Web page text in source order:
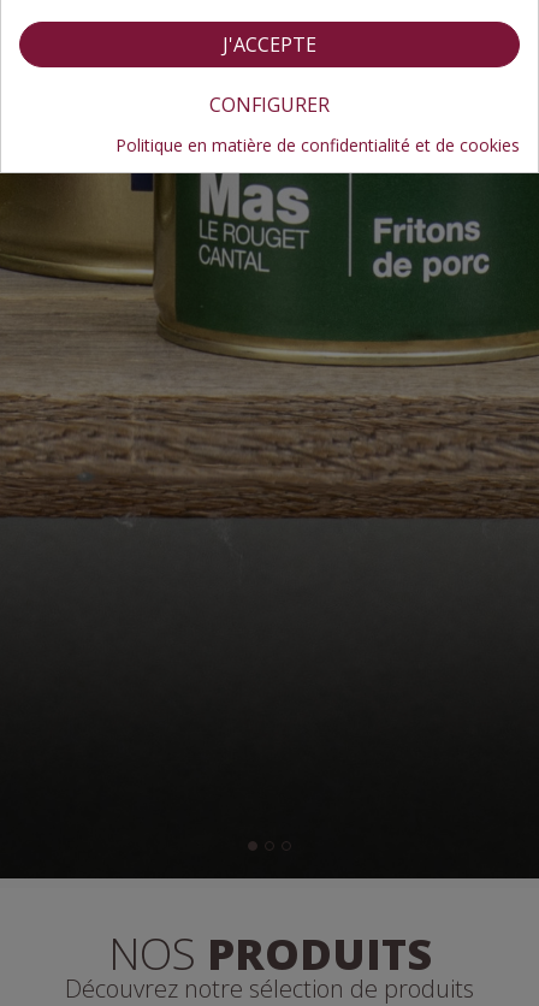
NOS PRODUITS
Découvrez notre sélection de produits
J'ACCEPTE
CONFIGURER
Politique en matière de confidentialité et de cookies